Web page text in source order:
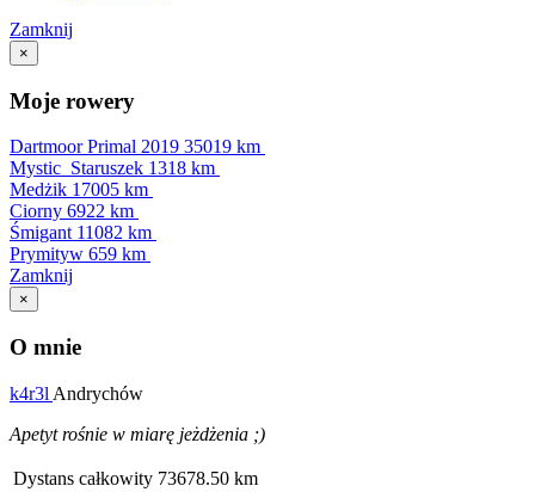
Zamknij
×
Moje rowery
Dartmoor Primal 2019 35019 km
Mystic_Staruszek 1318 km
Medżik 17005 km
Ciorny 6922 km
Śmigant 11082 km
Prymityw 659 km
Zamknij
×
O mnie
k4r3l Andrychów
Apetyt rośnie w miarę jeżdżenia ;)
Dystans całkowity 73678.50 km